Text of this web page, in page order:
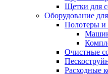
Щетки для
Оборудование
Полотеры и
Очистные
Расходные